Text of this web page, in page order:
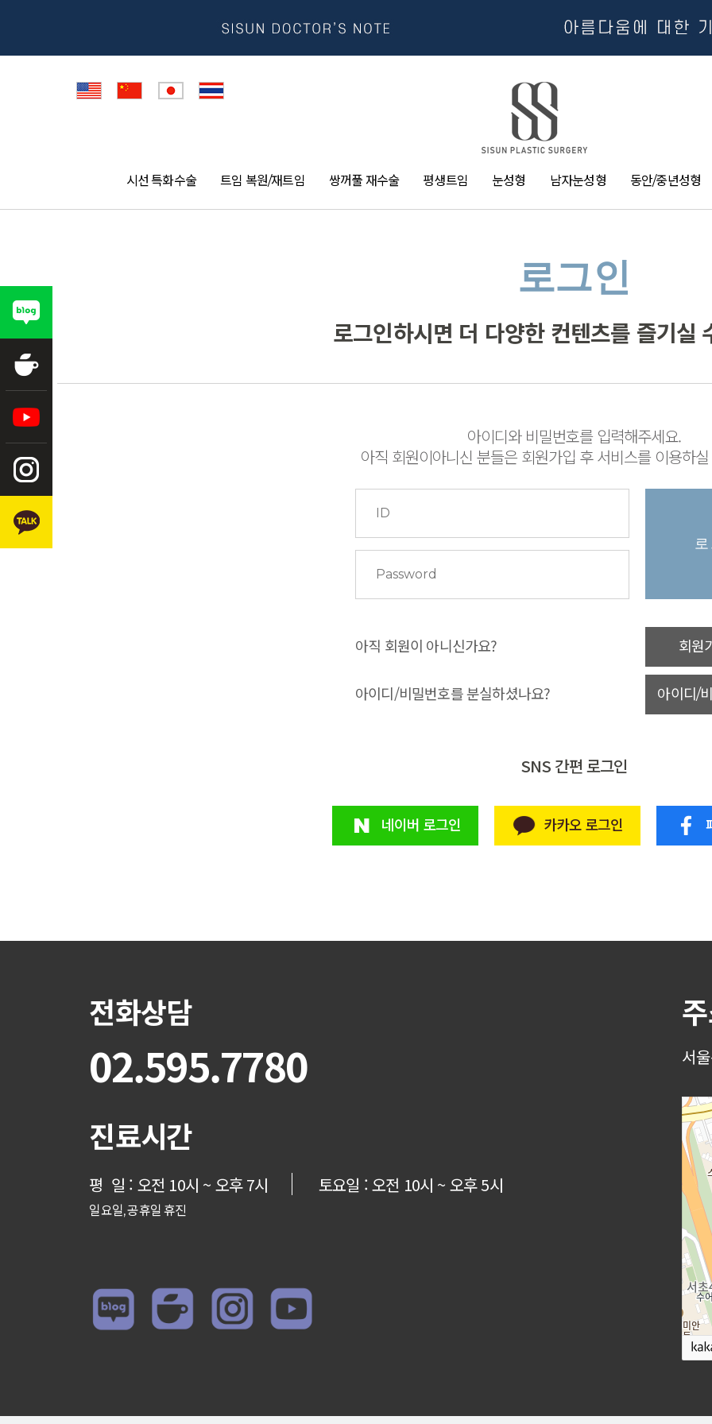
시선 특화수술 트임 복원/재트임 쌍꺼풀 재수술 평생트임 눈성형 남자눈성형 동안/중년성형
로그인
로그인하시면 더 다양한 컨텐츠를 즐기실
아이디와 비밀번호를 입력해주세요.
아직 회원이아니신 분들은 회원가입 후 서비스를 이용하
아직 회원이 아니신가요? 회원
아이디/비밀번호를 분실하셨나요? 아이디/
SNS 간편 로그인
네이버 로그인 카카오 로그인
전화상담
02.595.7780
진료시간
평 일 : 오전 10시 ~ 오후 7시 토요일 : 오전 10시 ~ 오후 5시
일요일, 공휴일 휴진
서